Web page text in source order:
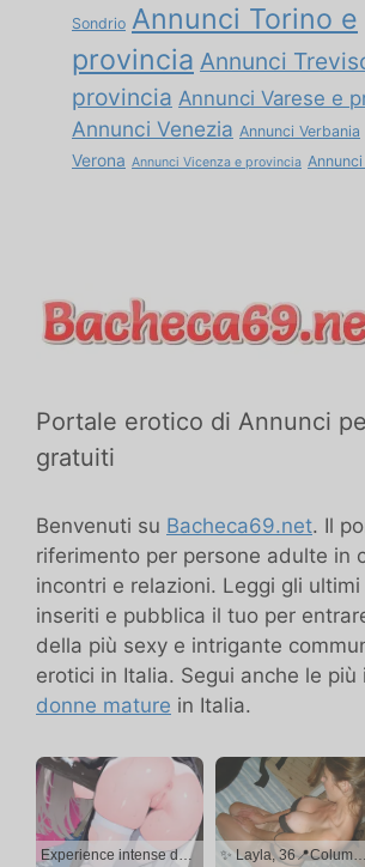
Sondrio Annunci Torino e
provincia Annunci
provincia Annunci Varese e
Annunci Venezia Annunci Verbania
Verona Annunci Vicenza e provincia
Portale erotico di Annunci
gratuiti
Benvenuti su Bacheca69.net. Il
riferimento per persone adulte in
incontri e relazioni. Leggi gli ultimi
inseriti e pubblica il tuo per
della più sexy e intrigante
erotici in Italia. Segui anche le più
donne mature in Italia.